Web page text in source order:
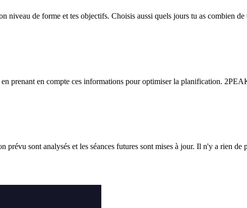
de forme et tes objectifs. Choisis aussi quels jours tu as combien
prenant en compte ces informations pour optimiser la planification.
sont analysés et les séances futures sont mises à jour. Il n'y a rien de